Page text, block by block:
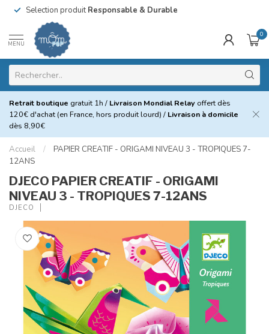
Selection produitResponsable & Durable
MENU
0
Retrait boutique gratuit 1h / Livraison Mondial Relay offert dès
120€ d'achat (en France, hors produit lourd) / Livraison à domicile
dès 8,90€
Accueil /
PAPIER CREATIF - ORIGAMI NIVEAU 3 - TROPIQUES 7-
12ANS
DJECO PAPIER CREATIF - ORIGAMI
NIVEAU 3 - TROPIQUES 7-12ANS
DJECO